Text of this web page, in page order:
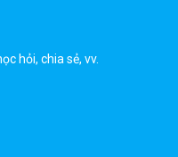
hỏi, chia sẻ, vv.